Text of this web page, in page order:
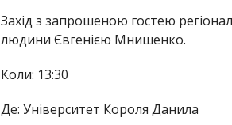
Захід з запрошеною гостею
людини Євгенією Мнишенко.
Коли: 13:30
Де: Університет Короля Данила